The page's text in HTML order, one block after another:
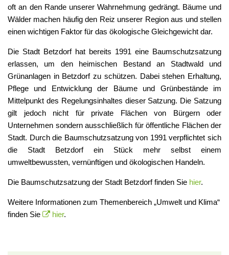
oft an den Rande unserer Wahrnehmung gedrängt. Bäume und
Wälder machen häufig den Reiz unserer Region aus und stellen
einen wichtigen Faktor für das ökologische Gleichgewicht dar.
Die Stadt Betzdorf hat bereits 1991 eine Baumschutzsatzung
erlassen, um den heimischen Bestand an Stadtwald und
Grünanlagen in Betzdorf zu schützen. Dabei stehen Erhaltung,
Pflege und Entwicklung der Bäume und Grünbestände im
Mittelpunkt des Regelungsinhaltes dieser Satzung. Die Satzung
gilt jedoch nicht für private Flächen von Bürgern oder
Unternehmen sondern ausschließlich für öffentliche Flächen der
Stadt. Durch die Baumschutzsatzung von 1991 verpflichtet sich
die Stadt Betzdorf ein Stück mehr selbst einem
umweltbewussten, vernünftigen und ökologischen Handeln.
Die Baumschutzsatzung der Stadt Betzdorf finden Sie hier.
Weitere Informationen zum Themenbereich „Umwelt und Klima“
finden Sie
hier.